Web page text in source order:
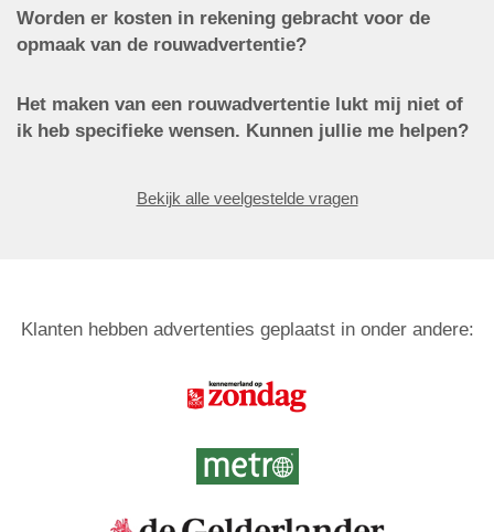
Worden er kosten in rekening gebracht voor de
opmaak van de rouwadvertentie?
Het maken van een rouwadvertentie lukt mij niet of
ik heb specifieke wensen. Kunnen jullie me helpen?
Bekijk alle veelgestelde vragen
Klanten hebben advertenties geplaatst in onder andere: